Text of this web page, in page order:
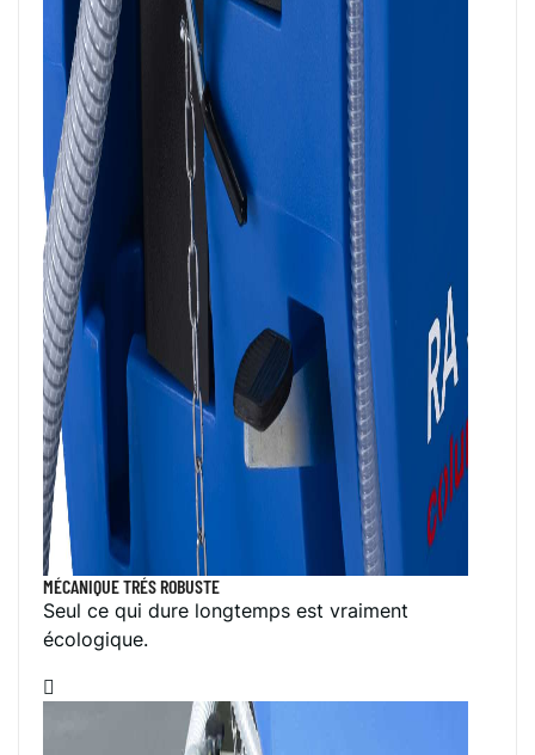
MÉCANIQUE TRÉS ROBUSTE
Seul ce qui dure longtemps est vraiment
écologique.